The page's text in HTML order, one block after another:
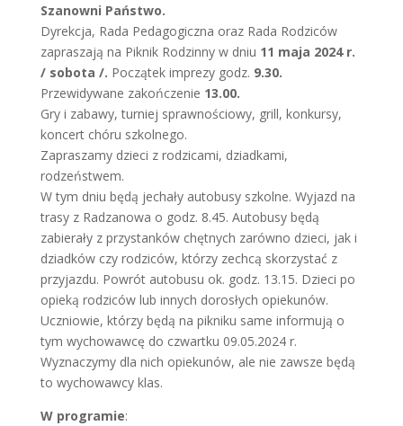
Szanowni Państwo.
Dyrekcja, Rada Pedagogiczna oraz Rada Rodziców
zapraszają na Piknik Rodzinny w dniu 11 maja 2024 r.
/ sobota /. Początek imprezy godz. 9.30.
Przewidywane zakończenie 13.00.
Gry i zabawy, turniej sprawnościowy, grill, konkursy,
koncert chóru szkolnego.
Zapraszamy dzieci z rodzicami, dziadkami,
rodzeństwem.
W tym dniu będą jechały autobusy szkolne. Wyjazd na
trasy z Radzanowa o godz. 8.45. Autobusy będą
zabierały z przystanków chętnych zarówno dzieci, jak i
dziadków czy rodziców, którzy zechcą skorzystać z
przyjazdu. Powrót autobusu ok. godz. 13.15. Dzieci po
opieką rodziców lub innych dorosłych opiekunów.
Uczniowie, którzy będą na pikniku same informują o
tym wychowawcę do czwartku 09.05.2024 r.
Wyznaczymy dla nich opiekunów, ale nie zawsze będą
to wychowawcy klas.
W programie: